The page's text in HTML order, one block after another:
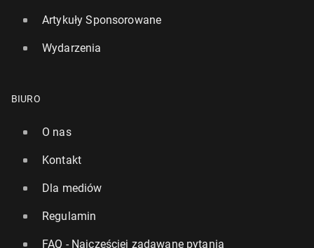
Artykuły Sponsorowane
Wydarzenia
BIURO
O nas
Kontakt
Dla mediów
Regulamin
FAQ - Najczęściej zadawane pytania